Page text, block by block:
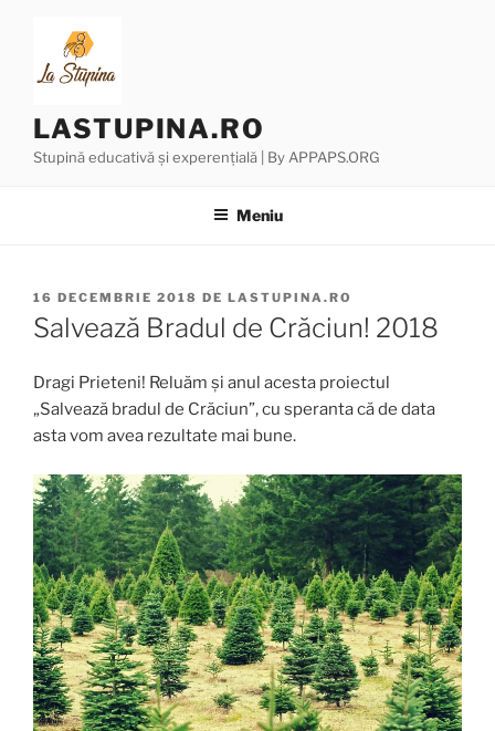
conținut
LASTUPINA.RO
Stupină educativă și experențială | By APPAPS.ORG
Meniu
PUBLICAT
PE
16 DECEMBRIE 2018 DE LASTUPINA.RO
Salvează Bradul de Crăciun! 2018
Dragi Prieteni! Reluăm și anul acesta proiectul
„Salvează bradul de Crăciun”, cu speranta că de data
asta vom avea rezultate mai bune.